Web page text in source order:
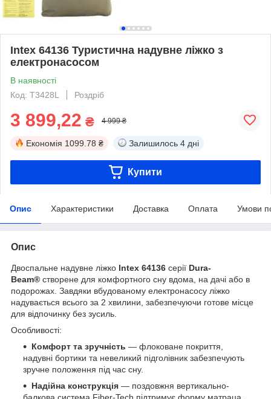
Intex 64136 Туристична надувне ліжко з
електронасосом
В наявності
Код: T3428L
Роздріб
3 899,22 ₴ 4 999 ₴
Економія 1099.78 ₴ Залишилось 4 дні
Купити
Опис Характеристики Доставка Оплата Умови
Опис
Двоспальне надувне ліжко Intex 64136 серії Dura-
Beam® створене для комфортного сну вдома, на дачі або в
подорожах. Завдяки вбудованому електронасосу ліжко
надувається всього за 2 хвилини, забезпечуючи готове місце
для відпочинку без зусиль.
Особливості:
Комфорт та зручність — флоковане покриття,
надувні бортики та невеликий підголівник забезпечують
зручне положення під час сну.
Надійна конструкція — поздовжня вертикально-
балкова система Fiber-Tech підтримує форму матраца,